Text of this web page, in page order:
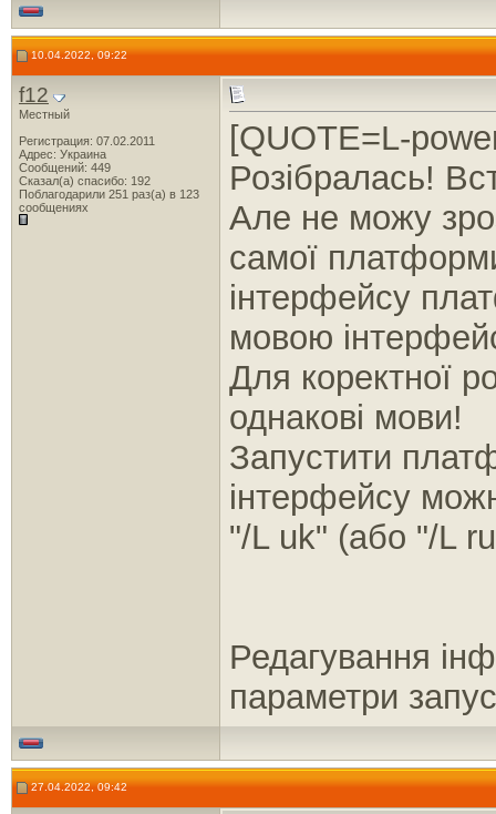
10.04.2022, 09:22
f12
Местный
Регистрация: 07.02.2011
Адрес: Украина
Сообщений: 449
Сказал(а) спасибо: 192
Поблагодарили 251 раз(а) в 123
сообщениях
[QUOTE=L-
Розібралась!
Але не можу
самої
інтерфейсу
мовою
Для коректної
однакові мови!
Запустити
інтерфейсу
"/L uk" (або "/L
Редагування
параметри
27.04.2022, 09:42